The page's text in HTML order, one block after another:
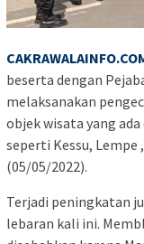
beserta dengan
melaksanakan
objek wisata yang
seperti Kessu, Lempe
(05/05/2022).
Terjadi peningkatan
lebaran kali ini.